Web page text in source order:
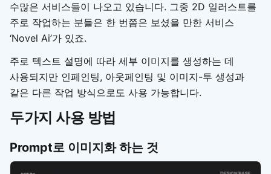
수많은 서비스들이 나오고 있습니다. 그중 2D 일러스트를
주로 작업하는 분들은 한 번쯤은 보셨을 만한 서비스
‘Novel Ai’가 있죠.
주로 텍스트 설명에 따라 세부 이미지를 생성하는 데
사용되지만 인페인팅, 아웃페인팅 및 이미지-투 생성과
같은 다른 작업 방식으로도 사용 가능합니다.
두가지 사용 방법
Prompt로 이미지화 하는 것